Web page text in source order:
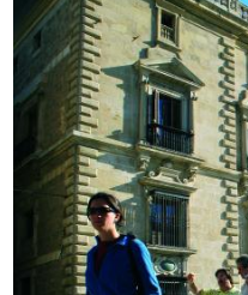
Imagen